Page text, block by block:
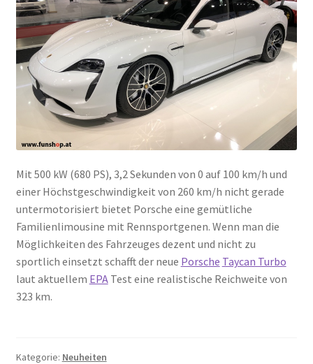
Mit 500 kW (680 PS), 3,2 Sekunden von 0 auf 100 km/h und
einer Höchstgeschwindigkeit von 260 km/h nicht gerade
untermotorisiert bietet Porsche eine gemütliche
Familienlimousine mit Rennsportgenen. Wenn man die
Möglichkeiten des Fahrzeuges dezent und nicht zu
sportlich einsetzt schafft der neue Porsche Taycan Turbo
laut aktuellem EPATest eine realistische Reichweite von
323 km.
Kategorie: Neuheiten